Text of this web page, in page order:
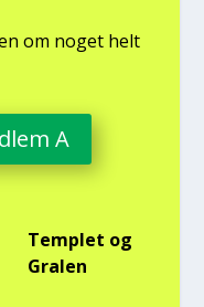
om noget helt
A
Temp­let og
Gra­len